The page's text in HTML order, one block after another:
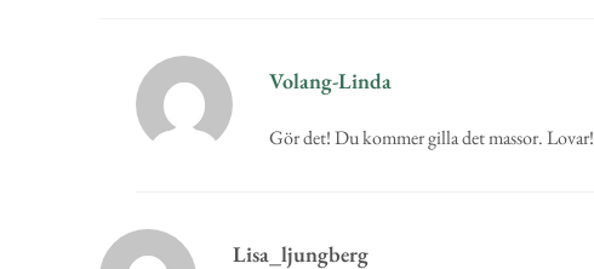
Volang-Linda
Gör det! Du kommer gilla det massor. Lovar!
Lisa_ljungberg